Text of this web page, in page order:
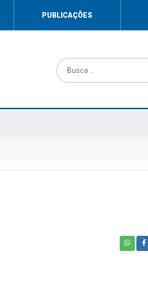
PUBLICAÇÕES